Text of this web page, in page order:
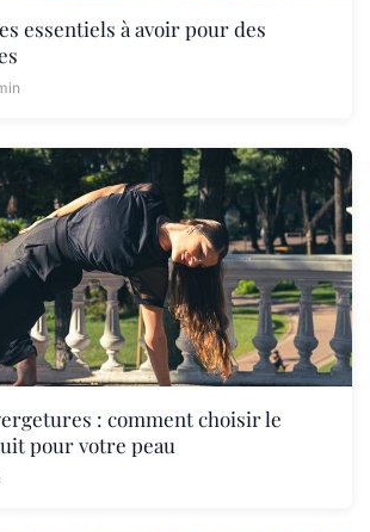
essentiels à avoir pour des
: comment choisir le
pour votre peau